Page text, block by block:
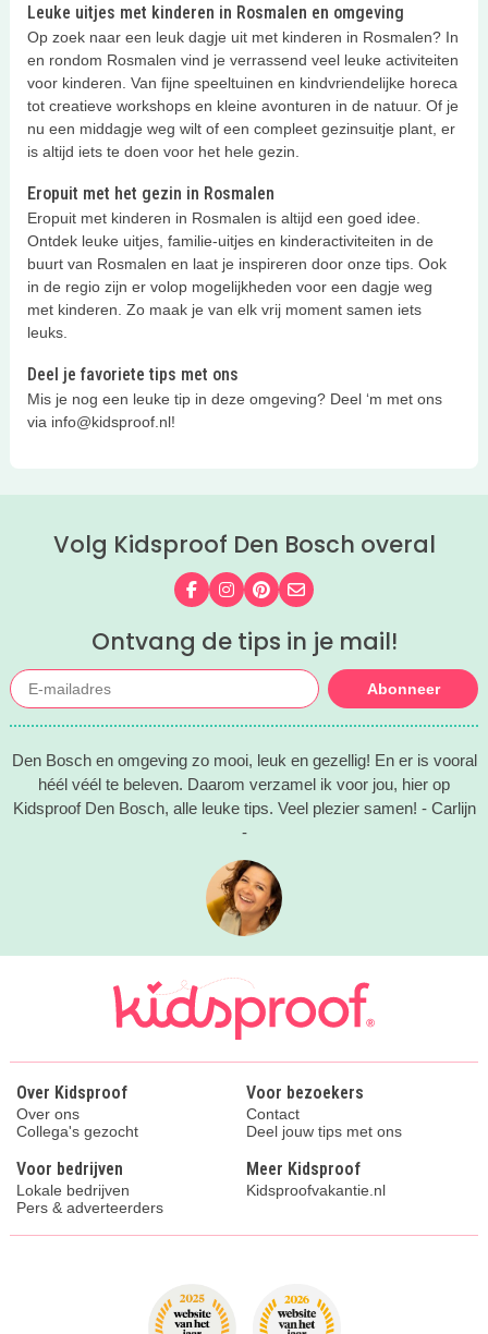
Leuke uitjes met kinderen in Rosmalen en omgeving
Op zoek naar een leuk dagje uit met kinderen in Rosmalen? In
en rondom Rosmalen vind je verrassend veel leuke activiteiten
voor kinderen. Van fijne speeltuinen en kindvriendelijke horeca
tot creatieve workshops en kleine avonturen in de natuur. Of je
nu een middagje weg wilt of een compleet gezinsuitje plant, er
is altijd iets te doen voor het hele gezin.
Eropuit met het gezin in Rosmalen
Eropuit met kinderen in Rosmalen is altijd een goed idee.
Ontdek leuke uitjes, familie-uitjes en kinderactiviteiten in de
buurt van Rosmalen en laat je inspireren door onze tips. Ook
in de regio zijn er volop mogelijkheden voor een dagje weg
met kinderen. Zo maak je van elk vrij moment samen iets
leuks.
Deel je favoriete tips met ons
Mis je nog een leuke tip in deze omgeving? Deel ‘m met ons
via info@kidsproof.nl!
Volg Kidsproof Den Bosch overal
Volg ons op Facebook
Volg ons op Instagram
Volg ons op Pinterest
Mail ons
Ontvang de tips in je mail!
Abonneer
Den Bosch en omgeving zo mooi, leuk en gezellig! En er is vooral
héél véél te beleven. Daarom verzamel ik voor jou, hier op
Kidsproof Den Bosch, alle leuke tips. Veel plezier samen! - Carlijn
-
Over Kidsproof
Over ons
Collega's gezocht
Voor bezoekers
Contact
Deel jouw tips met ons
Voor bedrijven
Lokale bedrijven
Pers & adverteerders
Meer Kidsproof
Kidsproofvakantie.nl